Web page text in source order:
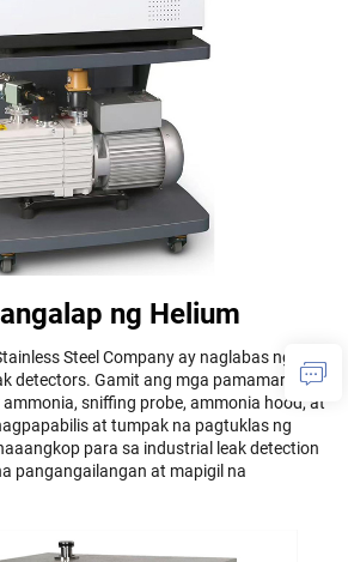
ng Helium
Steel Company ay naglabas ng mga
detectors. Gamit ang mga pamamaraan
sniffing probe, ammonia hood, at
at tumpak na pagtuklas ng
para sa industrial leak detection
pangangailangan at mapigil na